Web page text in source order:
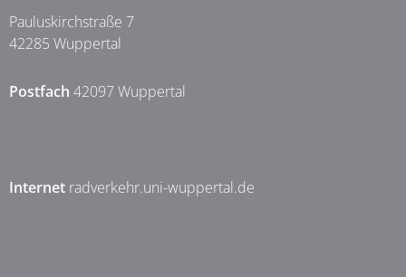
Pauluskirchstraße 7
42285 Wuppertal
Postfach 42097 Wuppertal
Internet radverkehr.uni-wuppertal.de